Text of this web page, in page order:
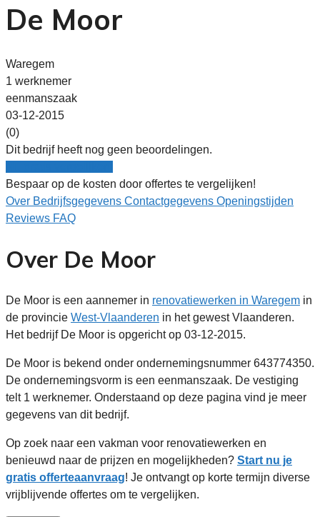
De Moor
Waregem
1 werknemer
eenmanszaak
03-12-2015
(0)
Dit bedrijf heeft nog geen beoordelingen.
Bespaar op de kosten door offertes te vergelijken!
Over Bedrijfsgegevens Contactgegevens Openingstijden
Reviews FAQ
Over De Moor
De Moor is een aannemer in renovatiewerken in Waregem in
de provincie West-Vlaanderen in het gewest Vlaanderen.
Het bedrijf De Moor is opgericht op 03-12-2015.
De Moor is bekend onder ondernemingsnummer 643774350.
De ondernemingsvorm is een eenmanszaak. De vestiging
telt 1 werknemer. Onderstaand op deze pagina vind je meer
gegevens van dit bedrijf.
Op zoek naar een vakman voor renovatiewerken en
benieuwd naar de prijzen en mogelijkheden? Start nu je
gratis offerteaanvraag! Je ontvangt op korte termijn diverse
vrijblijvende offertes om te vergelijken.